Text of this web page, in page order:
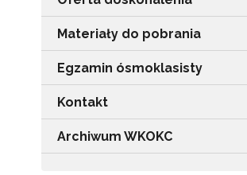
Materiały do pobrania
Egzamin ósmoklasisty
Kontakt
Archiwum WKOKC